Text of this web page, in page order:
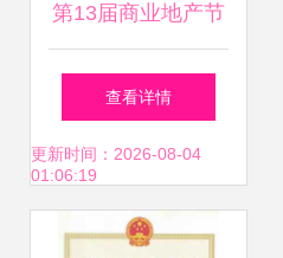
第13届商业地产节
圆满落幕 以网络文
化经营重塑商业新
生态
查看详情
更新时间：2026-08-04
01:06:19